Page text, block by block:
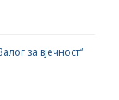
за вјечност“